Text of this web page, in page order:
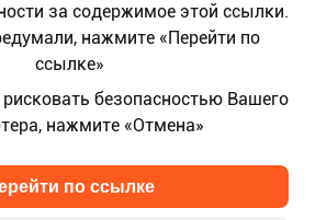
за содержимое этой ссылки.
нажмите «Перейти по
ссылке»
безопасностью Вашего
нажмите «Отмена»
по ссылке